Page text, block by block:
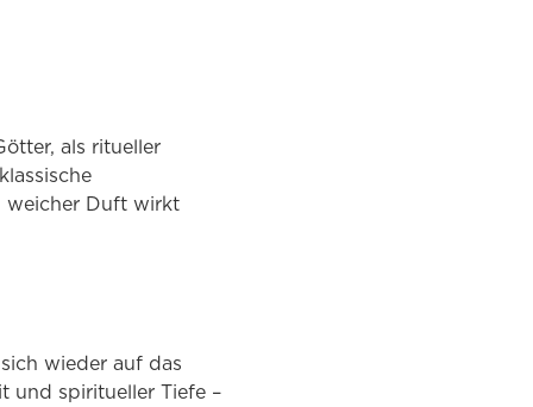
als ritueller
weicher Duft wirkt
wieder auf das
und spiritueller Tiefe –